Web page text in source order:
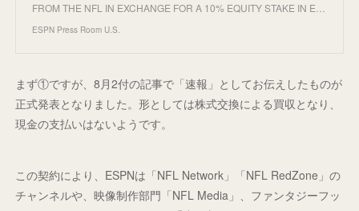
FROM THE NFL IN EXCHANGE FOR A 10% EQUITY STAKE IN E…
ESPN Press Room U.S.
まず①ですが、8月2付の記事で「速報」としてお伝えしたものが
正式発表となりました。形としては株式交換による買収となり、
現金の支払いはないようです。
この契約により、ESPNは「NFL Network」「NFL RedZone」の
チャンネルや、映像制作部門「NFL Media」、ファンタジーフッ